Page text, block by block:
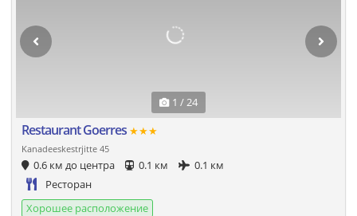
1 / 24
Restaurant Goerres ★★★
Kanadeeskestrjitte 45
0.6 км до центра 0.1 км
0.1 км
Ресторан
Хорошее расположение